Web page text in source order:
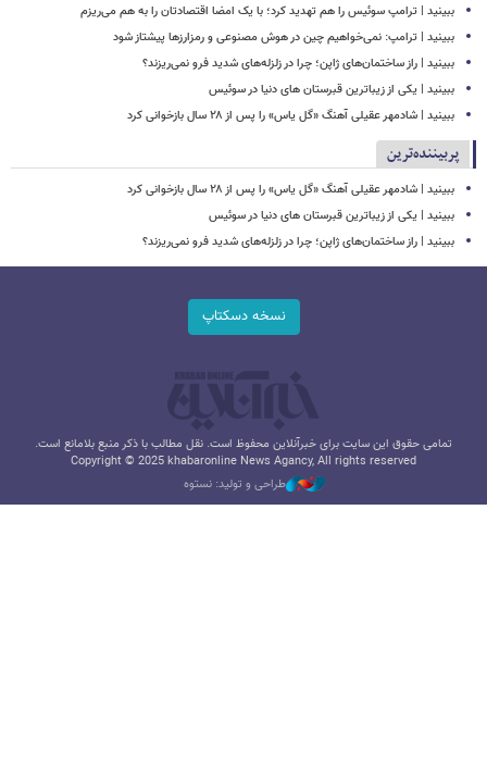
ببینید | ترامپ سوئیس را هم تهدید کرد؛ با یک امضا اقتصادتان را به هم می‌ریزم
ببینید | ترامپ: نمی‌خواهیم چین در هوش مصنوعی و رمزارزها پیشتاز شود
ببینید | راز ساختمان‌های ژاپن؛ چرا در زلزله‌های شدید فرو نمی‌ریزند؟
ببینید | یکی از زیباترین قبرستان های دنیا در سوئیس
ببینید | شادمهر عقیلی آهنگ «گل یاس» را پس از ۲۸ سال بازخوانی کرد
پربیننده‌ترین
ببینید | شادمهر عقیلی آهنگ «گل یاس» را پس از ۲۸ سال بازخوانی کرد
ببینید | یکی از زیباترین قبرستان های دنیا در سوئیس
ببینید | راز ساختمان‌های ژاپن؛ چرا در زلزله‌های شدید فرو نمی‌ریزند؟
نسخه دسکتاپ
تمامی حقوق این سایت برای خبرآنلاین محفوظ است. نقل مطالب با ذکر منبع بلامانع است.
Copyright © 2025 khabaronline News Agancy, All rights reserved
طراحی و تولید: نستوه